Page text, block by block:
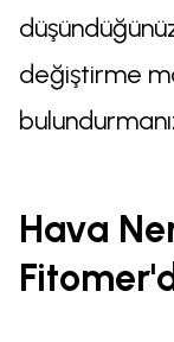
değiştirme
Hava